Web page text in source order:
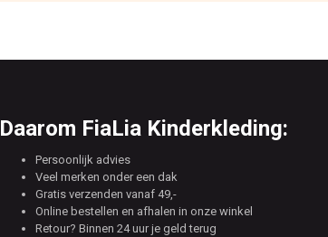
Daarom FiaLia Kinderkleding:
Persoonlijk advies
Veel merken onder een dak
Gratis verzenden vanaf 49,-
Online bestellen en afhalen in onze winkel
Retour? Binnen 24 uur je geld terug